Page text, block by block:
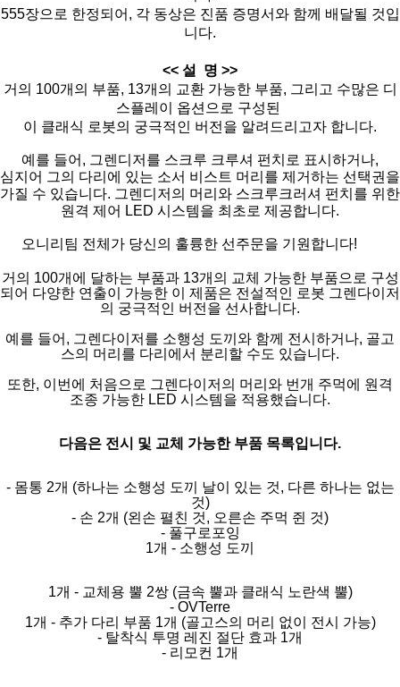
555장으로 한정되어, 각 동상은 진품 증명서와 함께 배달될 것입
니다.
<< 설 명 >>
거의 100개의 부품, 13개의 교환 가능한 부품, 그리고 수많은 디
스플레이 옵션으로 구성된
이 클래식 로봇의 궁극적인 버전을 알려드리고자 합니다.
예를 들어, 그렌디저를 스크루 크루셔 펀치로 표시하거나,
심지어 그의 다리에 있는 소서 비스트 머리를 제거하는 선택권을
가질 수 있습니다. 그렌디저의 머리와 스크루크러셔 펀치를 위한
원격 제어 LED 시스템을 최초로 제공합니다.
오니리팀 전체가 당신의 훌륭한 선주문을 기원합니다!
거의 100개에 달하는 부품과 13개의 교체 가능한 부품으로 구성
되어 다양한 연출이 가능한 이 제품은 전설적인 로봇 그렌다이저
의 궁극적인 버전을 선사합니다.
예를 들어, 그렌다이저를 소행성 도끼와 함께 전시하거나, 골고
스의 머리를 다리에서 분리할 수도 있습니다.
또한, 이번에 처음으로 그렌다이저의 머리와 번개 주먹에 원격
조종 가능한 LED 시스템을 적용했습니다.
다음은 전시 및 교체 가능한 부품 목록입니다.
- 몸통 2개 (하나는 소행성 도끼 날이 있는 것, 다른 하나는 없는
것)
- 손 2개 (왼손 펼친 것, 오른손 주먹 쥔 것)
- 풀구로포잉
1개 - 소행성 도끼
1개 - 교체용 뿔 2쌍 (금속 뿔과 클래식 노란색 뿔)
- OVTerre
1개 - 추가 다리 부품 1개 (골고스의 머리 없이 전시 가능)
- 탈착식 투명 레진 절단 효과 1개
- 리모컨 1개